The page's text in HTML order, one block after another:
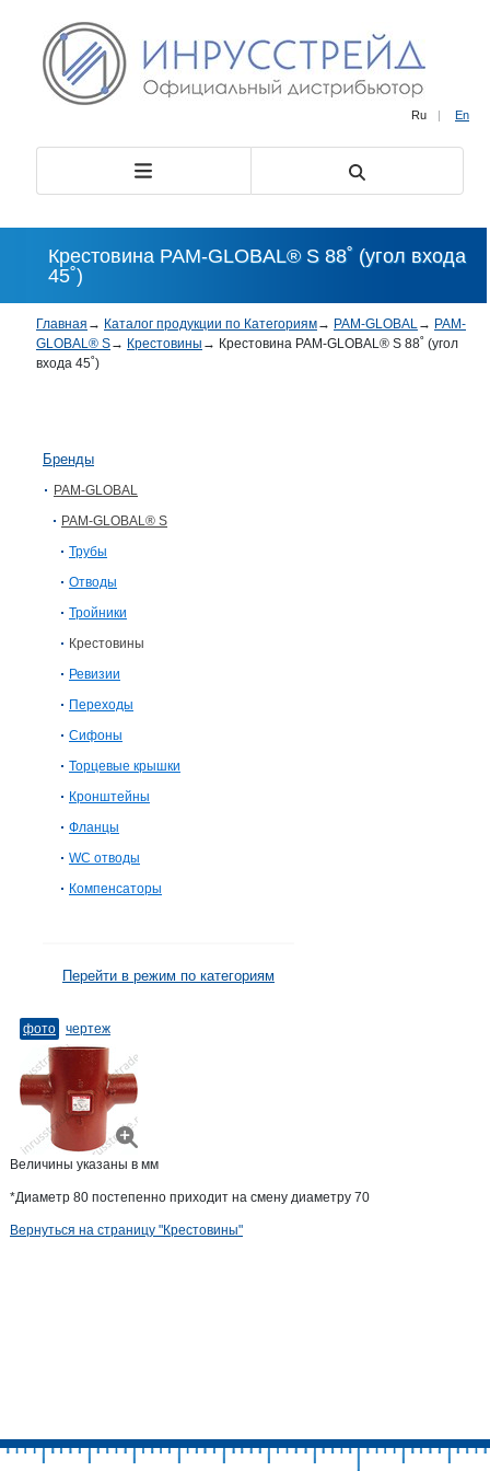
Ru | En
Крестовина PAM-GLOBAL® S 88˚ (угол входа
45˚)
Главная → Каталог продукции по Категориям→ PAM-GLOBAL→ PAM-
GLOBAL® S→ Крестовины → Крестовина PAM-GLOBAL® S 88˚ (угол
входа 45˚)
Бренды
PAM-GLOBAL
PAM-GLOBAL® S
Трубы
Отводы
Тройники
Крестовины
Ревизии
Переходы
Сифоны
Торцевые крышки
Кронштейны
Фланцы
WC отводы
Компенсаторы
Перейти в режим по категориям
фото чертеж
Величины указаны в мм
*Диаметр 80 постепенно приходит на смену диаметру 70
Вернуться на страницу "Крестовины"